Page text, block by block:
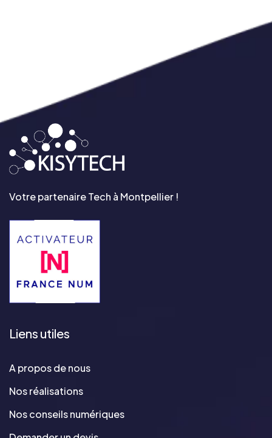
Votre partenaire Tech à Montpellier !
Liens utiles
A propos de nous
Nos réalisations
Nos conseils numériques